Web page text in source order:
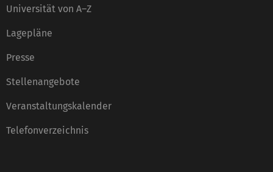
Universität von A–Z
Lagepläne
Presse
Stellenangebote
Veranstaltungskalender
Telefonverzeichnis